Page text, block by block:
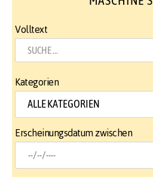
Volltext
Kategorien
Erscheinungsdatum zwischen